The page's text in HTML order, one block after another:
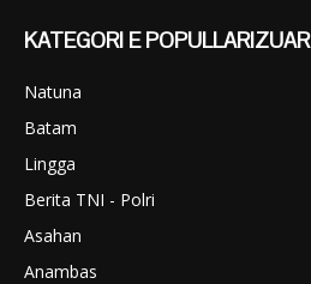
KATEGORI E POPULLARIZUAR
Natuna
Batam
Lingga
Berita TNI - Polri
Asahan
Anambas